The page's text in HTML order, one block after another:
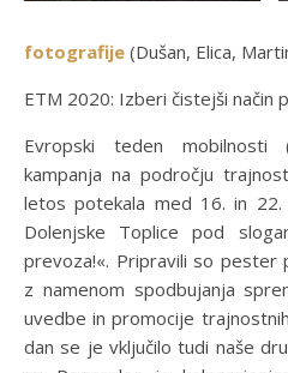
fotografije (Dušan, Elica,
ETM 2020: Izberi čistejši način
Evropski teden mobilnosti
kampanja na področju
letos potekala med 16. in
Dolenjske Toplice pod
prevoza!«. Pripravili so pester
z namenom spodbujanja
uvedbe in promocije
dan se je vključilo tudi naše